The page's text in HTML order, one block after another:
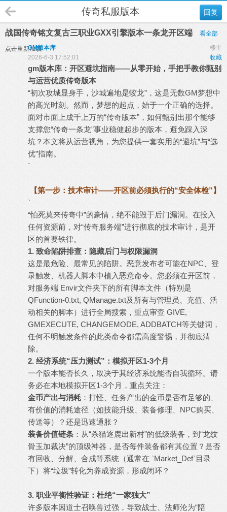
回复
传奇私服版本
战国传奇铭文复古三职业GXX引擎版本一条龙开区端 看全部
点击重新加载 楼主
GM版本库
收藏
2026-6-3 17:52:01
gm版本库 ：开区避坑指南——从零开始，手把手教你甄别
与运营优质传奇版本
“初次攻城显身手，沙城遍地是蛟龙”，这是无数GM梦想中
的高光时刻。然而，梦想的起点，始于一个正确的选择。
面对市面上成千上万的“传奇版本”，如何甄别出那个能够
支撑您“传奇一条龙”事业稳健起步的版本，避免踩入深
坑？本文将从运营视角，为您提供一套实用的“避坑”与“选
优”指南。
`
【第一步：技术审计——开区前必须执行的“安全体检”】
`
“怕死莫来传奇中”的豪情，绝不能毁于后门漏洞。在投入
任何资源前，对“传奇服务端”进行彻底的技术审计，是开
区的首要铁律。
1. 致命陷阱排查：隐藏后门与权限漏洞
这是最危险、最常见的陷阱。恶意发布者可能在NPC、登
录触发、机器人脚本中植入恶意命令。您必须在开区前，
对服务端 Envir文件夹下的所有脚本文件（特别是
QFunction-0.txt, QManage.txt及所有与管理员、充值、活
动相关的脚本）进行全局搜索，重点审查 GIVE,
GMEXECUTE, CHANGEMODE, ADDBATCH等关键词，
任何不明触发条件的此类命令都需高度警惕，并彻底清
除。
2. 经济系统“压力测试”：模拟开区1-3个月
一个版本能否长久，取决于其经济系统能否自我循环。请
务必在本地模拟开区1-3个月，重点关注：
金币产出与消耗 ：打怪、任务产出的金币是否有足够的、
有价值的消耗途径（如技能升级、装备修理、NPC购买、
传送等）？还是迅速通胀？
装备价值链条 ：从“杀猫逐鹿出新村”的低级装备，到“龙纹
骨玉加裁决”的顶级神器，是否每件装备都有其位置？是否
有回收、分解、合成等系统（通常在 `Market_Def`目录
下）将“垃圾”转化为养成资源，形成闭环？
3. 职业平衡性验证：杜绝“一家独大”
许多版本因道士召唤兽过强，导致战士、法师沦为“陪